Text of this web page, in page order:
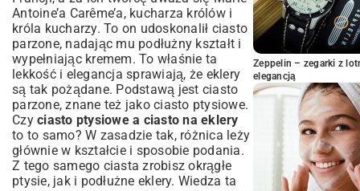
chrupiących i pustych w środku eklerów
Odpowiednia temperatura piekarnika
Rola pary podczas pieczenia
Kiedy otwierać piekarnik?
Typowe problemy i rozwiązania przy
robieniu ciasta parzonego
Ciasto nie rośnie – możliwe przyczyny
Eklery opadają po wyjęciu z piekarnika
Za suche lub zbyt płynne ciasto
Pomysły na nadzienia i wykończenie
Antoine’a Carême’a, kucharza królów i
króla kucharzy. To on udoskonalił ciasto
parzone, nadając mu podłużny kształt i
wypełniając kremem. To właśnie ta
lekkość i elegancja sprawiają, że eklery
są tak pożądane. Podstawą jest ciasto
parzone, znane też jako ciasto ptysiowe.
Czy ciasto ptysiowe a ciasto na eklery
to to samo? W zasadzie tak, różnica leży
głównie w kształcie i sposobie podania.
Z tego samego ciasta zrobisz okrągłe
ptysie, jak i podłużne eklery. Wiedza ta
Zeppelin – zegarki z
elegancją